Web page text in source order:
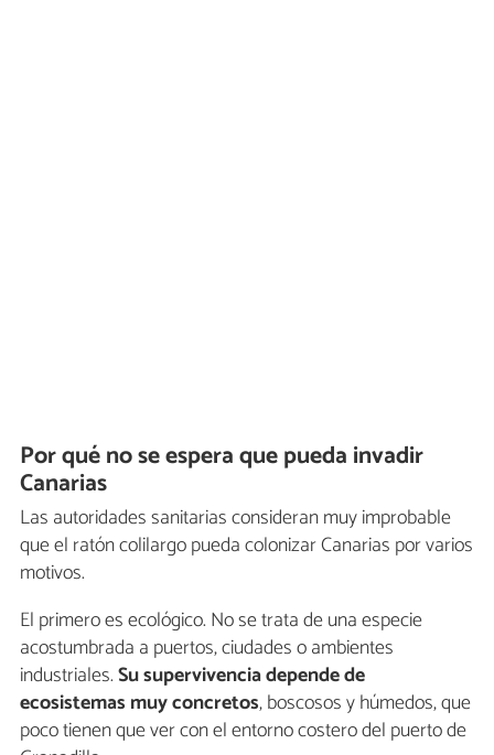
Por qué no se espera que pueda invadir
Canarias
Las autoridades sanitarias consideran muy improbable
que el ratón colilargo pueda colonizar Canarias por varios
motivos.
El primero es ecológico. No se trata de una especie
acostumbrada a puertos, ciudades o ambientes
industriales.Su supervivencia depende de
ecosistemas muy concretos, boscosos y húmedos, que
poco tienen que ver con el entorno costero del puerto de